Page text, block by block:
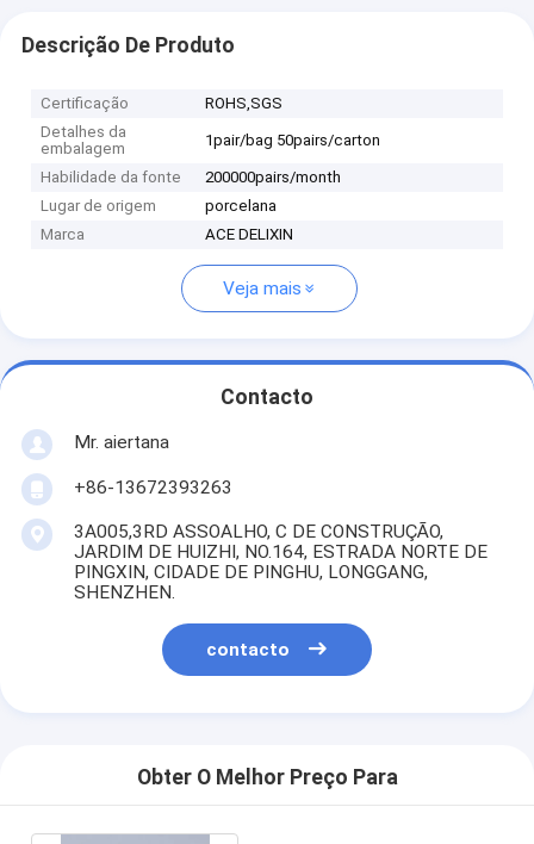
Descrição De Produto
Certificação
ROHS,SGS
Detalhes da
embalagem
1pair/bag 50pairs/carton
Habilidade da fonte
200000pairs/month
Lugar de origem
porcelana
Marca
ACE DELIXIN
Veja mais
Contacto
Mr. aiertana
+86-13672393263
3A005,3RD ASSOALHO, C DE CONSTRUÇÃO,
JARDIM DE HUIZHI, NO.164, ESTRADA NORTE DE
PINGXIN, CIDADE DE PINGHU, LONGGANG,
SHENZHEN.
contacto
Obter O Melhor Preço Para